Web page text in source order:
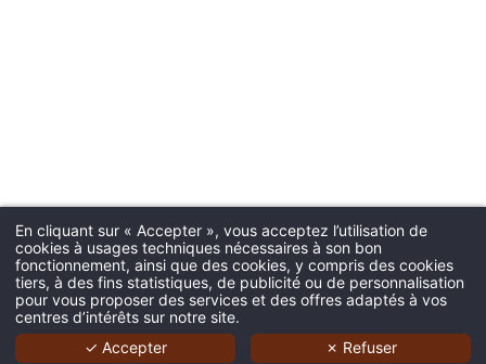
En cliquant sur « Accepter », vous acceptez l’utilisation de
cookies à usages techniques nécessaires à son bon
fonctionnement, ainsi que des cookies, y compris des cookies
tiers, à des fins statistiques, de publicité ou de personnalisation
pour vous proposer des services et des offres adaptés à vos
centres d’intérêts sur notre site.
✓ Accepter
✗ Refuser